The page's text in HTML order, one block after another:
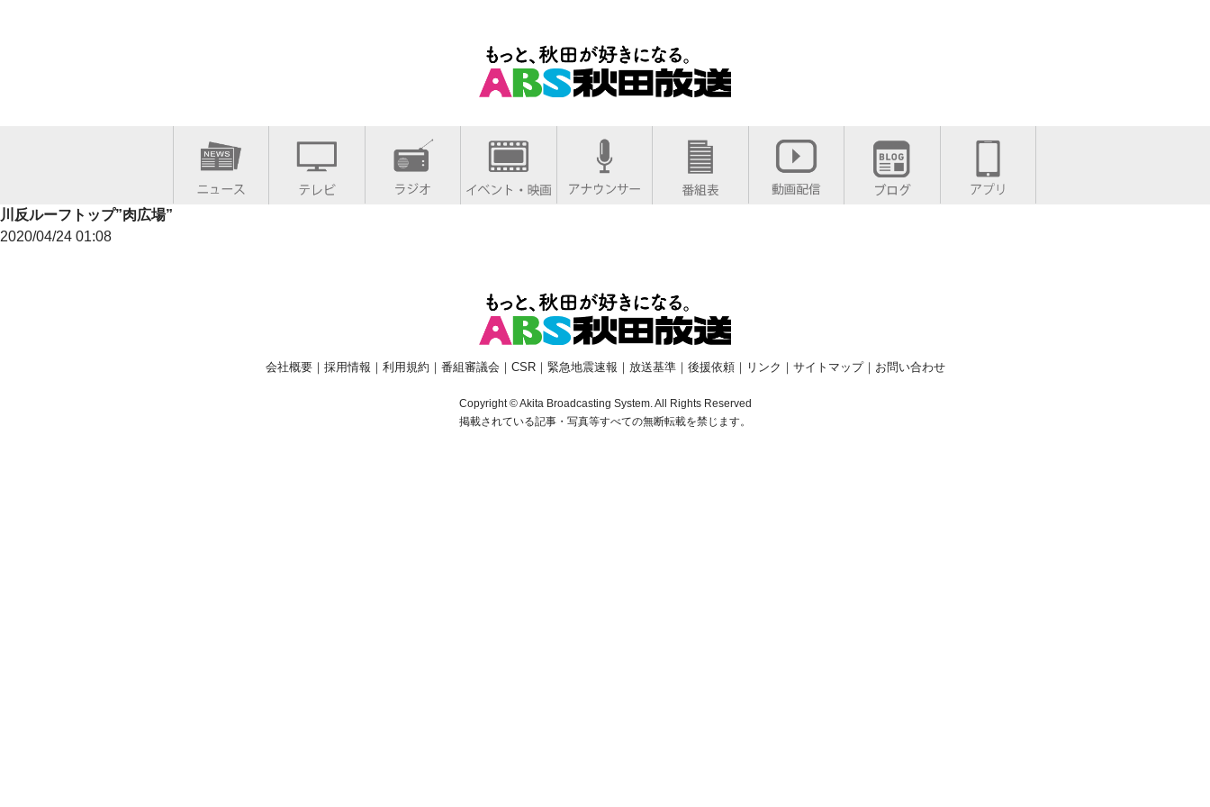
川反ルーフトップ”肉広場”
2020/04/24 01:08
会社概要｜ 採用情報 ｜ 利用規約 ｜ 番組審議会 ｜ CSR｜ 緊急地震速報 ｜ 放送基準｜ 後援依頼｜ リンク ｜ サイトマップ｜ お問い合わせ
Copyright © Akita Broadcasting System. All Rights Reserved
掲載されている記事・写真等すべての無断転載を禁じます。